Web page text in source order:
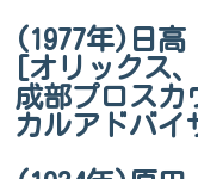
(1977年)日
[オリックス
成部プロスカ
カルアドバイ